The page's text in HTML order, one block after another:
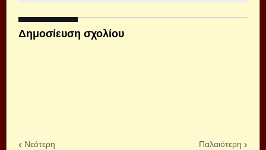
Δημοσίευση σχολίου
Νεότερη Παλαιότερη